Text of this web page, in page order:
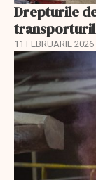
Drepturile
11 FEBRUARIE 2026